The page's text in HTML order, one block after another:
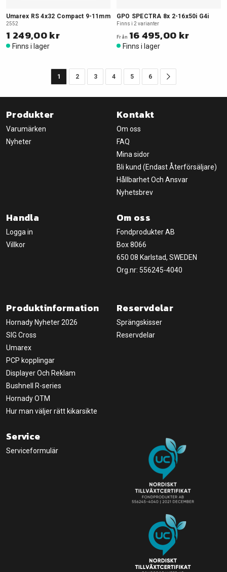
Umarex RS 4x32 Compact 9-11mm
2552
1 249,00 kr
Finns i lager
GPO SPECTRA 8x 2-16x50i G4i
Finns i 2 varianter
Från 16 495,00 kr
Finns i lager
1 2 3 4 5 6
Produkter
Varumärken
Nyheter
Kontakt
Om oss
FAQ
Mina sidor
Bli kund (Endast Återförsäljare)
Hållbarhet Och Ansvar
Nyhetsbrev
Handla
Logga in
Villkor
Om oss
Fondprodukter AB
Box 8066
650 08 Karlstad, SWEDEN
Org.nr: 556245-4040
Produktinformation
Hornady Nyheter 2026
SIG Cross
Umarex
PCP kopplingar
Displayer Och Reklam
Bushnell R-series
Hornady OTM
Hur man väljer rätt kikarsikte
Reservdelar
Sprängskisser
Reservdelar
Service
Serviceformulär